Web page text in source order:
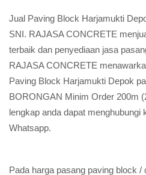
Jual Paving Block Harjamukti
SNI. RAJASA CONCRETE
terbaik dan penyediaan jasa
RAJASA CONCRETE
Paving Block Harjamukti Depok
BORONGAN Minim Order 200m
lengkap anda dapat menghubungi
Whatsapp.
Pada harga pasang paving block